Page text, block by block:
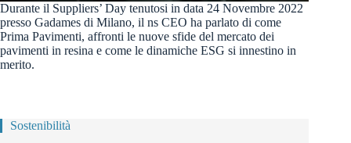
Durante il Suppliers’ Day tenutosi in data 24 Novembre 2022
presso Gadames di Milano, il ns CEO ha parlato di come
Prima Pavimenti, affronti le nuove sfide del mercato dei
pavimenti in resina e come le dinamiche ESG si innestino in
merito.
Sostenibilità